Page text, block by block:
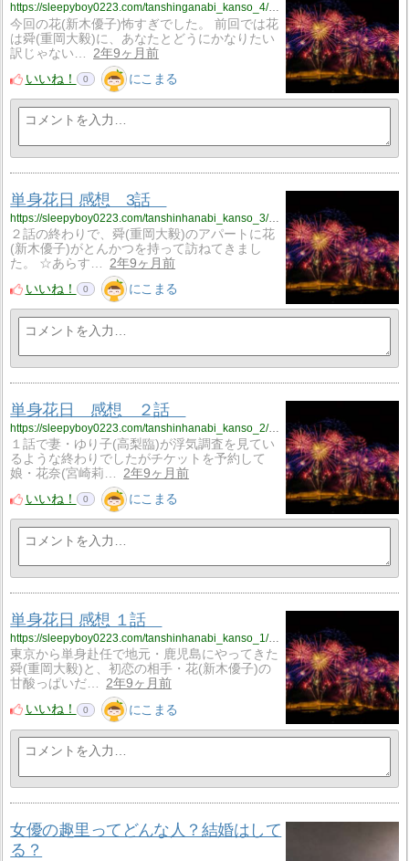
https://sleepyboy0223.com/tanshinganabi_kanso_4/?utm_source=rss&utm_medium=rss&utm_campaign=tanshinganabi_kanso_4
今回の花(新木優子)怖すぎでした。 前回では花
は舜(重岡大毅)に、あなたとどうにかなりたい
訳じゃない…
2年9ヶ月前
いいね！
0 にこまる
単身花日 感想 3話
https://sleepyboy0223.com/tanshinhanabi_kanso_3/?utm_source=rss&utm_medium=rss&utm_campaign=tanshinhanabi_kanso_3
２話の終わりで、舜(重岡大毅)のアパートに花
(新木優子)がとんかつを持って訪ねてきまし
た。 ☆あらす…
2年9ヶ月前
いいね！
0 にこまる
単身花日 感想 ２話
https://sleepyboy0223.com/tanshinhanabi_kanso_2/?utm_source=rss&utm_medium=rss&utm_campaign=tanshinhanabi_kanso_2
１話で妻・ゆり子(高梨臨)が浮気調査を見てい
るような終わりでしたがチケットを予約して
娘・花奈(宮崎莉…
2年9ヶ月前
いいね！
0 にこまる
単身花日 感想 １話
https://sleepyboy0223.com/tanshinhanabi_kanso_1/?utm_source=rss&utm_medium=rss&utm_campaign=tanshinhanabi_kanso_1
東京から単身赴任で地元・鹿児島にやってきた
舜(重岡大毅)と、初恋の相手・花(新木優子)の
甘酸っぱいだ…
2年9ヶ月前
いいね！
0 にこまる
女優の趣里ってどんな人？結婚はして
る？